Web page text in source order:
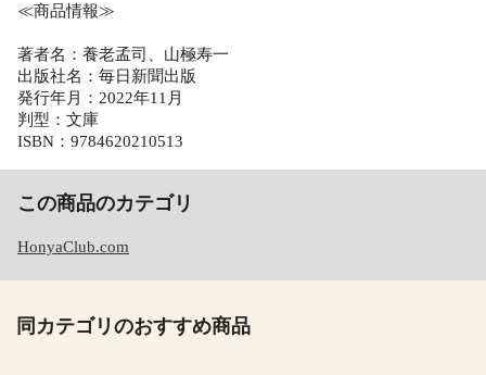
≪商品情報≫
著者名：養老孟司、山極寿一
出版社名：毎日新聞出版
発行年月：2022年11月
判型：文庫
ISBN：9784620210513
この商品のカテゴリ
HonyaClub.com
同カテゴリのおすすめ商品